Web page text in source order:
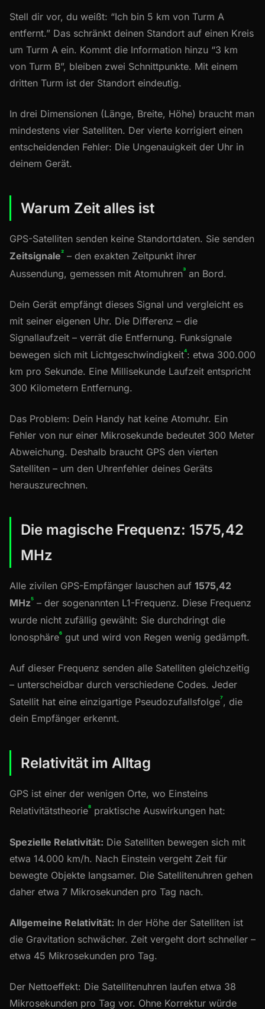
Stell dir vor, du weißt: “Ich bin 5 km von Turm A
entfernt.” Das schränkt deinen Standort auf einen Kreis
um Turm A ein. Kommt die Information hinzu “3 km
von Turm B”, bleiben zwei Schnittpunkte. Mit einem
dritten Turm ist der Standort eindeutig.
In drei Dimensionen (Länge, Breite, Höhe) braucht man
mindestens vier Satelliten. Der vierte korrigiert einen
entscheidenden Fehler: Die Ungenauigkeit der Uhr in
deinem Gerät.
Warum Zeit alles ist
GPS-Satelliten senden keine Standortdaten. Sie senden
Zeitsignale² – den exakten Zeitpunkt ihrer
Aussendung, gemessen mit Atomuhren³ an Bord.
Dein Gerät empfängt dieses Signal und vergleicht es
mit seiner eigenen Uhr. Die Differenz – die
Signallaufzeit – verrät die Entfernung. Funksignale
bewegen sich mit Lichtgeschwindigkeit⁴: etwa 300.000
km pro Sekunde. Eine Millisekunde Laufzeit entspricht
300 Kilometern Entfernung.
Das Problem: Dein Handy hat keine Atomuhr. Ein
Fehler von nur einer Mikrosekunde bedeutet 300 Meter
Abweichung. Deshalb braucht GPS den vierten
Satelliten – um den Uhrenfehler deines Geräts
herauszurechnen.
Die magische Frequenz: 1575,42
MHz
Alle zivilen GPS-Empfänger lauschen auf 1575,42
MHz⁵ – der sogenannten L1-Frequenz. Diese Frequenz
wurde nicht zufällig gewählt: Sie durchdringt die
Ionosphäre⁶ gut und wird von Regen wenig gedämpft.
Auf dieser Frequenz senden alle Satelliten gleichzeitig
– unterscheidbar durch verschiedene Codes. Jeder
Satellit hat eine einzigartige Pseudozufallsfolge⁷, die
dein Empfänger erkennt.
Relativität im Alltag
GPS ist einer der wenigen Orte, wo Einsteins
Relativitätstheorie⁸ praktische Auswirkungen hat:
Spezielle Relativität: Die Satelliten bewegen sich mit
etwa 14.000 km/h. Nach Einstein vergeht Zeit für
bewegte Objekte langsamer. Die Satellitenuhren gehen
daher etwa 7 Mikrosekunden pro Tag nach.
Allgemeine Relativität: In der Höhe der Satelliten ist
die Gravitation schwächer. Zeit vergeht dort schneller –
etwa 45 Mikrosekunden pro Tag.
Der Nettoeffekt: Die Satellitenuhren laufen etwa 38
Mikrosekunden pro Tag vor. Ohne Korrektur würde